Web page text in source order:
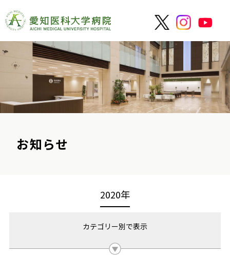
お知らせ
2020年
カテゴリー別で表示